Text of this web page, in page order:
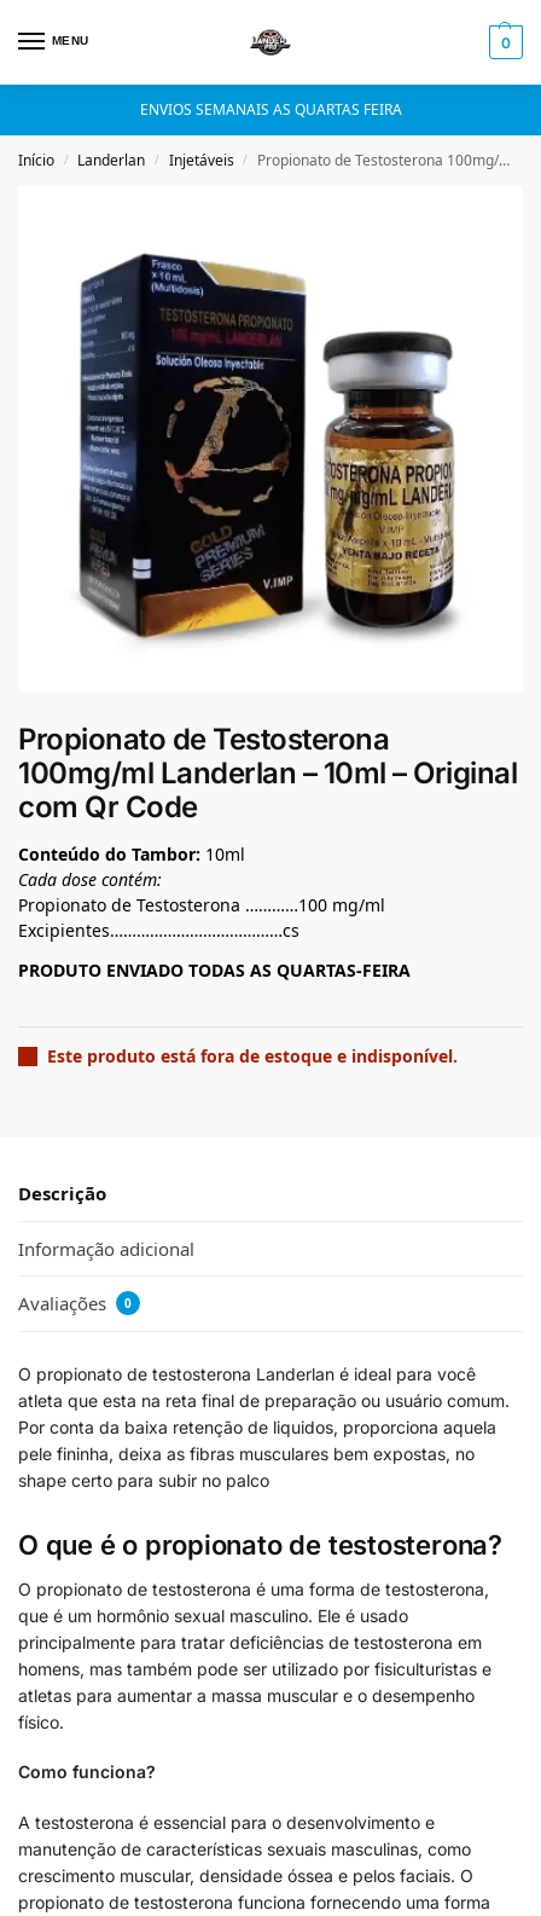
MENU 0
ENVIOS SEMANAIS AS QUARTAS FEIRA
Início / Landerlan / Injetáveis / Propionato de Testosterona 100mg/ml Landerlan – 10ml – Original com Qr Code
Propionato de Testosterona
100mg/ml Landerlan – 10ml – Original
com Qr Code
Conteúdo do Tambor: 10ml
Cada dose contém:
Propionato de Testosterona …………100 mg/ml
Excipientes…………………………………cs
PRODUTO ENVIADO TODAS AS QUARTAS-FEIRA
Este produto está fora de estoque e indisponível.
Descrição
Informação adicional
Avaliações 0
O propionato de testosterona Landerlan é ideal para você
atleta que esta na reta final de preparação ou usuário comum.
Por conta da baixa retenção de liquidos, proporciona aquela
pele fininha, deixa as fibras musculares bem expostas, no
shape certo para subir no palco
O que é o propionato de testosterona?
O propionato de testosterona é uma forma de testosterona,
que é um hormônio sexual masculino. Ele é usado
principalmente para tratar deficiências de testosterona em
homens, mas também pode ser utilizado por fisiculturistas e
atletas para aumentar a massa muscular e o desempenho
físico.
Como funciona?
A testosterona é essencial para o desenvolvimento e
manutenção de características sexuais masculinas, como
crescimento muscular, densidade óssea e pelos faciais. O
propionato de testosterona funciona fornecendo uma forma